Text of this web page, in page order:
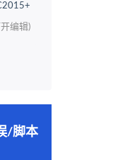
编辑)
/脚本